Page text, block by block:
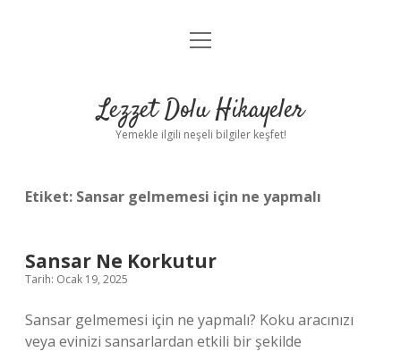
Anasayfa
Yasal Uyarı
menüyü
Lezzet Dolu Hikayeler
Yemekle ilgili neşeli bilgiler keşfet!
Etiket: Sansar gelmemesi için ne yapmalı
Sansar Ne Korkutur
Tarih: Ocak 19, 2025
Sansar gelmemesi için ne yapmalı? Koku aracınızı
veya evinizi sansarlardan etkili bir şekilde